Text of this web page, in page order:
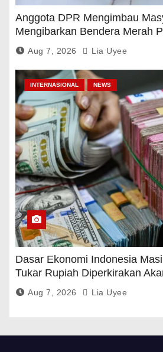
Anggota DPR Mengimbau
Mengibarkan Bendera Merah
Tanda Rasa Terima Kasih
Aug 7, 2026 Lia Uyee
INTERNASIONAL NEWS
Dasar Ekonomi Indonesia
Tukar Rupiah Diperkirakan
Aug 7, 2026 Lia Uyee